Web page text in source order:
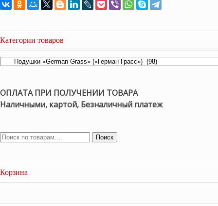
Категории товаров
ОПЛАТА ПРИ ПОЛУЧЕНИИ ТОВАРА
Наличными, картой, Безналичный платеж
Поиск
Корзина